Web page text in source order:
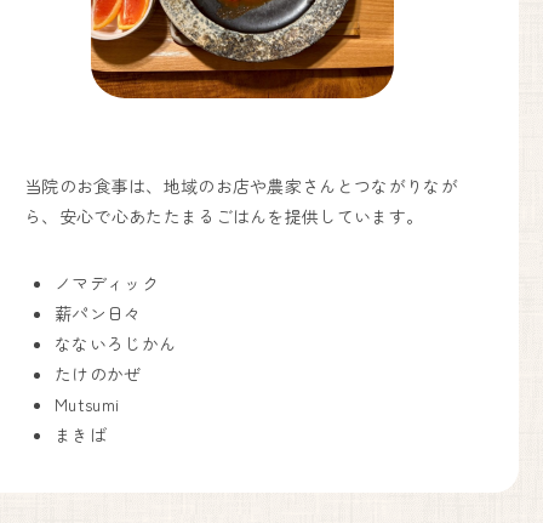
当院のお食事は、地域のお店や農家さんとつながりなが
ら、安心で心あたたまるごはんを提供しています。
ノマディック
薪パン日々
なないろじかん
たけのかぜ
Mutsumi
まきば